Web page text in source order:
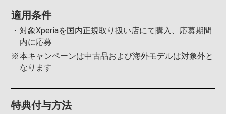
適用条件
・ 対象Xperiaを国内正規取り扱い店にて購入、応募期間
内に応募
※本キャンペーンは中古品および海外モデルは対象外と
なります
特典付与方法